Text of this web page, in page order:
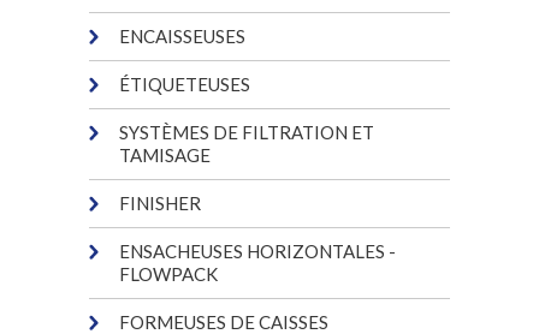
ENCAISSEUSES
ÉTIQUETEUSES
SYSTÈMES DE FILTRATION ET
TAMISAGE
FINISHER
ENSACHEUSES HORIZONTALES -
FLOWPACK
FORMEUSES DE CAISSES